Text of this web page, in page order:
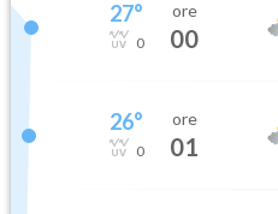
27°
0
ore
00
26°
0
ore
01